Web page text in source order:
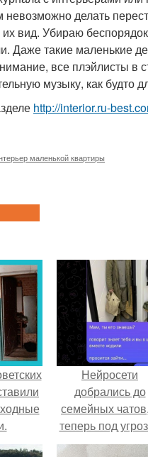
делать
вид. Убираю
Даже такие маленькие
все плэйлисты в
музыку, как будто
http://interior.ru-
маленькой квартиры
Нейросети
добрались до
семейных
теперь под
мамины